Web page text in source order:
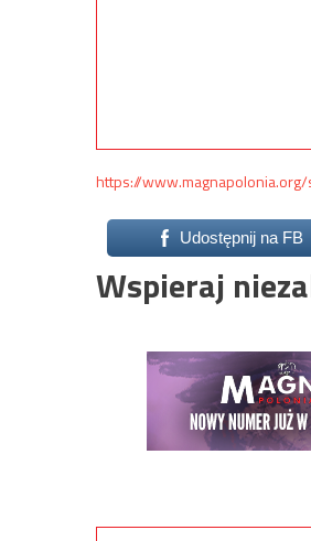
https://
Udostępnij na FB
Wspieraj